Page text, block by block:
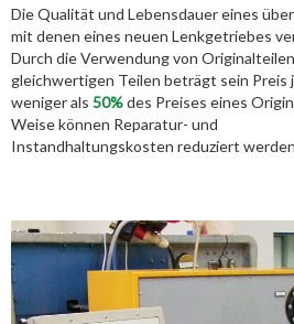
Die Qualität und Lebensdauer eines
mit denen eines neuen Lenkgetriebes
Durch die Verwendung von
gleichwertigen Teilen beträgt sein Preis
weniger als 50%des Preises eines
Weise können Reparatur- und
Instandhaltungskosten reduziert